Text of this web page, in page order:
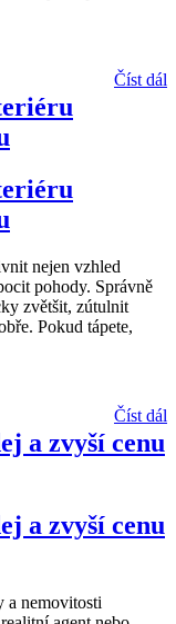
Číst dál
nejen vzhled
pohody. Správně
zvětšit, zútulnit
Pokud tápete,
Číst dál
a zvyší cenu
a zvyší cenu
a nemovitosti